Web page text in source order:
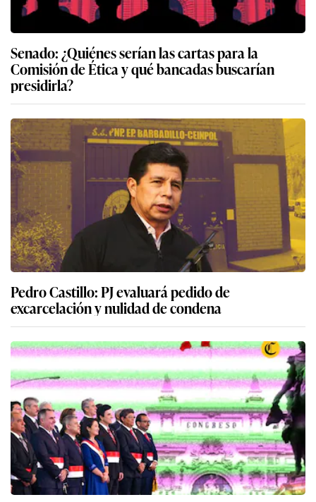
Senado: ¿Quiénes serían las cartas para la
Comisión de Ética y qué bancadas buscarían
presidirla?
Pedro Castillo: PJ evaluará pedido de
excarcelación y nulidad de condena